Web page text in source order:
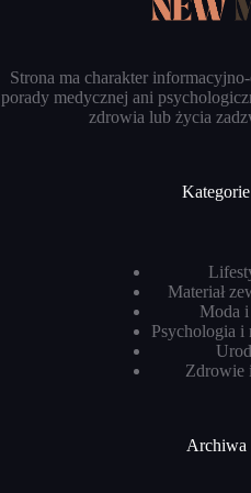
Strona ma charakter
porady medycznej ani
zdrowia lub życia
Kategorie
Materiał
Moda
Psychologia i
Zdrowie
Archiwa